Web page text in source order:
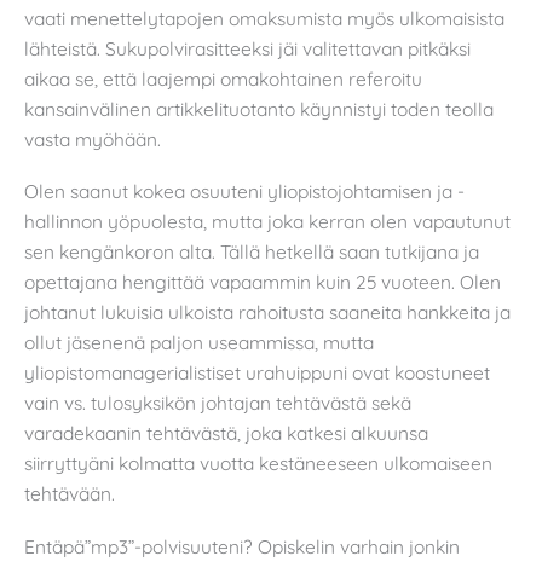
vaati menettelytapojen omaksumista myös ulkomaisista
lähteistä. Sukupolvirasitteeksi jäi valitettavan pitkäksi
aikaa se, että laajempi omakohtainen referoitu
kansainvälinen artikkelituotanto käynnistyi toden teolla
vasta myöhään.
Olen saanut kokea osuuteni yliopistojohtamisen ja -
hallinnon yöpuolesta, mutta joka kerran olen vapautunut
sen kengänkoron alta. Tällä hetkellä saan tutkijana ja
opettajana hengittää vapaammin kuin 25 vuoteen. Olen
johtanut lukuisia ulkoista rahoitusta saaneita hankkeita ja
ollut jäsenenä paljon useammissa, mutta
yliopistomanagerialistiset urahuippuni ovat koostuneet
vain vs. tulosyksikön johtajan tehtävästä sekä
varadekaanin tehtävästä, joka katkesi alkuunsa
siirryttyäni kolmatta vuotta kestäneeseen ulkomaiseen
tehtävään.
Entäpä”mp3”-polvisuuteni? Opiskelin varhain jonkin